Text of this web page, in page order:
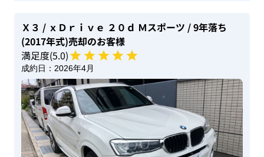
Ｘ３ / ｘＤｒｉｖｅ ２０ｄ Ｍスポーツ / 9年落ち
(2017年式)売却のお客様
満足度(5.0)
成約日： 2026年4月